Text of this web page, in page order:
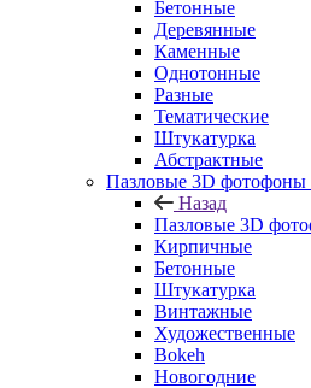
Бетонные
Деревянные
Каменные
Однотонные
Разные
Тематические
Штукатурка
Абстрактные
Пазловые 3D фотофоны
Назад
Пазловые 3D
Кирпичные
Бетонные
Штукатурка
Винтажные
Художественные
Bokeh
Новогодние